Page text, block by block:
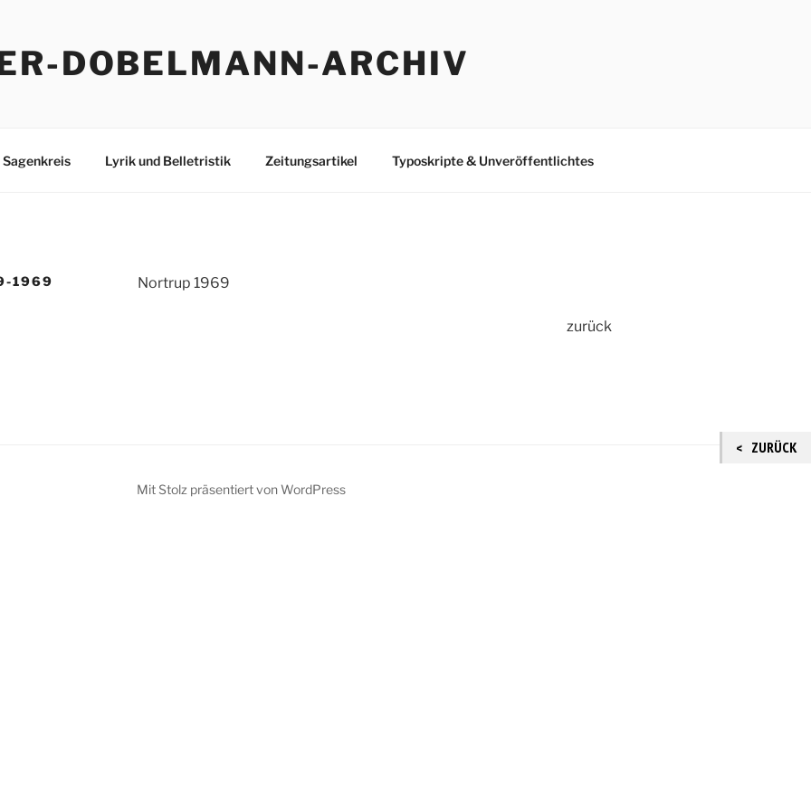
DOBELMANN-ARCHIV
Sagenkreis Lyrik und Belletristik Zeitungsartikel Typoskripte & Unveröffentlichtes
1969 Nortrup 1969
zurück
Mit Stolz präsentiert von WordPress
ZURÜCK